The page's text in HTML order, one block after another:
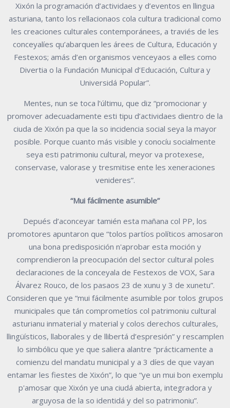
Xixón la programación d’actividaes y d’eventos en llingua
asturiana, tanto los rellacionaos cola cultura tradicional como
les creaciones culturales contemporánees, a traviés de les
conceyalíes qu’abarquen les árees de Cultura, Educación y
Festexos; amás d’en organismos venceyaos a elles como
Divertia o la Fundación Municipal d’Educación, Cultura y
Universidá Popular”.
Mentes, nun se toca l’últimu, que diz “promocionar y
promover adecuadamente esti tipu d’actividaes dientro de la
ciuda de Xixón pa que la so incidencia social seya la mayor
posible. Porque cuanto más visible y conocíu socialmente
seya esti patrimoniu cultural, meyor va protexese,
conservase, valorase y tresmitise ente les xeneraciones
venideres”.
“Mui fácilmente asumible”
Depués d’aconceyar tamién esta mañana col PP, los
promotores apuntaron que “tolos partíos políticos amosaron
una bona predisposición n'aprobar esta moción y
comprendieron la preocupación del sector cultural poles
declaraciones de la conceyala de Festexos de VOX, Sara
Álvarez Rouco, de los pasaos 23 de xunu y 3 de xunetu”.
Consideren que ye “mui fácilmente asumible por tolos grupos
municipales que tán comprometíos col patrimoniu cultural
asturianu inmaterial y material y colos derechos culturales,
llingüísticos, llaborales y de llibertá d’espresión” y rescamplen
lo simbólicu que ye que saliera alantre “prácticamente a
comienzu del mandatu municipal y a 3 díes de que vayan
entamar les fiestes de Xixón”, lo que “ye un mui bon exemplu
p'amosar que Xixón ye una ciudá abierta, integradora y
arguyosa de la so identidá y del so patrimoniu”.